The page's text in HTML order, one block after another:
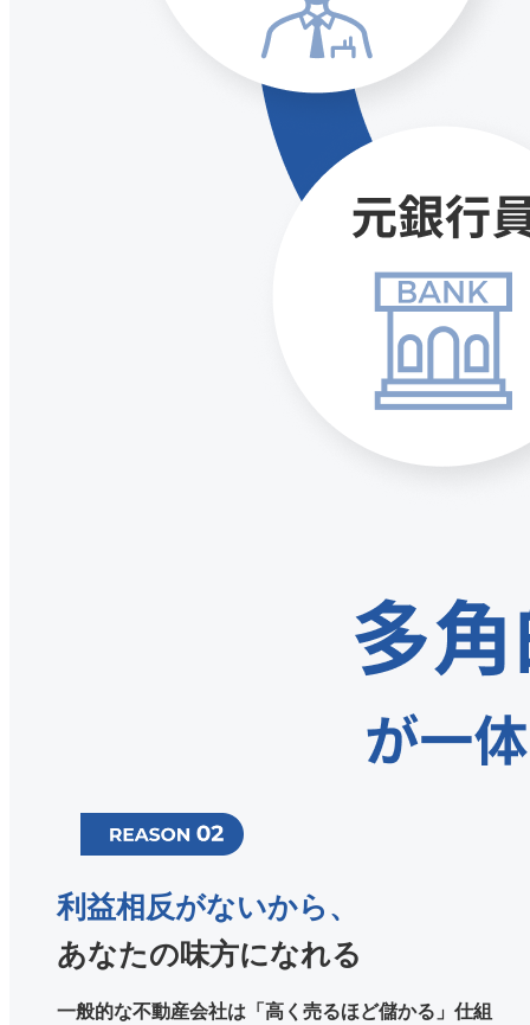
利益相反がないから、
あなたの味方になれる
一般的な不動産会社は「高く売るほど儲かる」仕組